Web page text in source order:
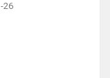
26